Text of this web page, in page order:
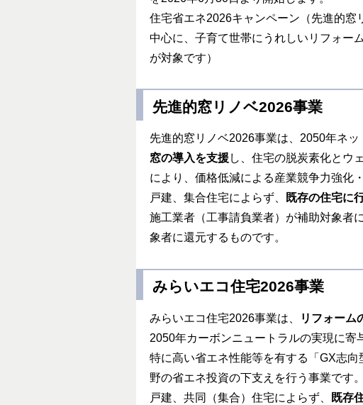
住宅省エネ2026キャンペーン（先進的
中心に、子育て世帯にうれしいリフォー
が対象です）
先進的窓リノベ2026事業
先進的窓リノベ2026事業は、2050年ネ
窓の導入を支援し、住宅の脱炭素化とウ
により、価格低減による産業競争力強化
戸建、集合住宅によらず、
既存の住宅に
施工業者（工事請負業者）が補助対象者
象者に還元するものです。
みらいエコ住宅2026事業
みらいエコ住宅2026事業は、
リフォーム
2050年カーボンニュートラルの実現に
特に高い省エネ性能等を有する「GX志向
野の省エネ投資の下支えを行う事業です。
戸建、共同（集合）住宅によらず、
既存